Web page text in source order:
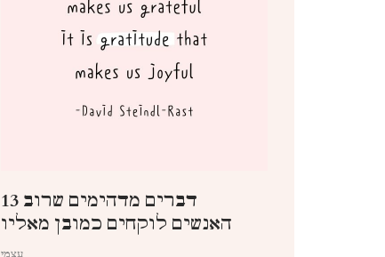
13 דברים מדהימים שרוב
האנשים לוקחים כמובן מאליו
עצמי